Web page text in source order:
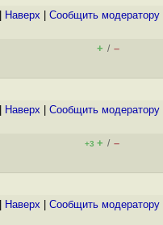
Наверх Cообщить модератору
+ / –
Наверх Cообщить модератору
+3 + / –
Наверх Cообщить модератору